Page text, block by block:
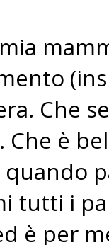
Che
Che è
tutti i
è per